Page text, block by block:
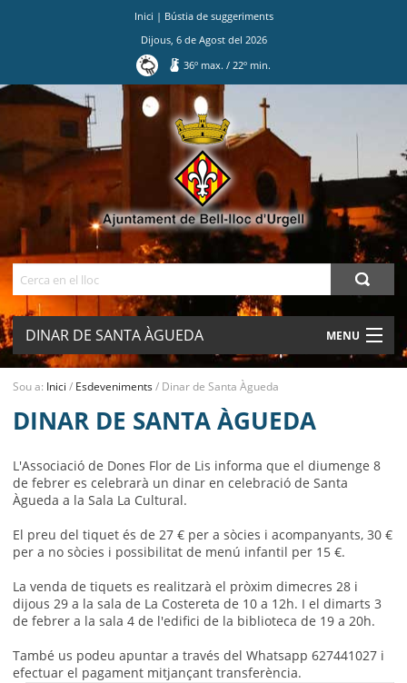
Inici | Bústia de suggeriments
Dijous, 6de Agostdel 2026
36º max./ 22º min.
DINAR DE SANTA ÀGUEDA MENU
MUNICIPI
BELL-LLOC SOLUCIONA
Sou a: Inici / Esdeveniments/ Dinar de Santa Àgueda
DINAR DE SANTA ÀGUEDA
L'Associació de Dones Flor de Lis informa que el diumenge 8
de febrer es celebrarà un dinar en celebració de Santa
Àgueda a la Sala La Cultural.
El preu del tiquet és de 27 € per a sòcies i acompanyants, 30 €
per a no sòcies i possibilitat de menú infantil per 15 €.
La venda de tiquets es realitzarà el pròxim dimecres 28 i
dijous 29 a la sala de La Costereta de 10 a 12h. I el dimarts 3
de febrer a la sala 4 de l'edifici de la biblioteca de 19 a 20h.
També us podeu apuntar a través del Whatsapp 627441027 i
efectuar el pagament mitjançant transferència.